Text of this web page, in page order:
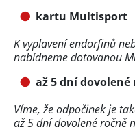
kartu Multisport
K vyplavení endorfinů
nabídneme dotovanou
až 5 dní dovolené
Víme, že odpočinek je
až 5 dní dovolené ročně